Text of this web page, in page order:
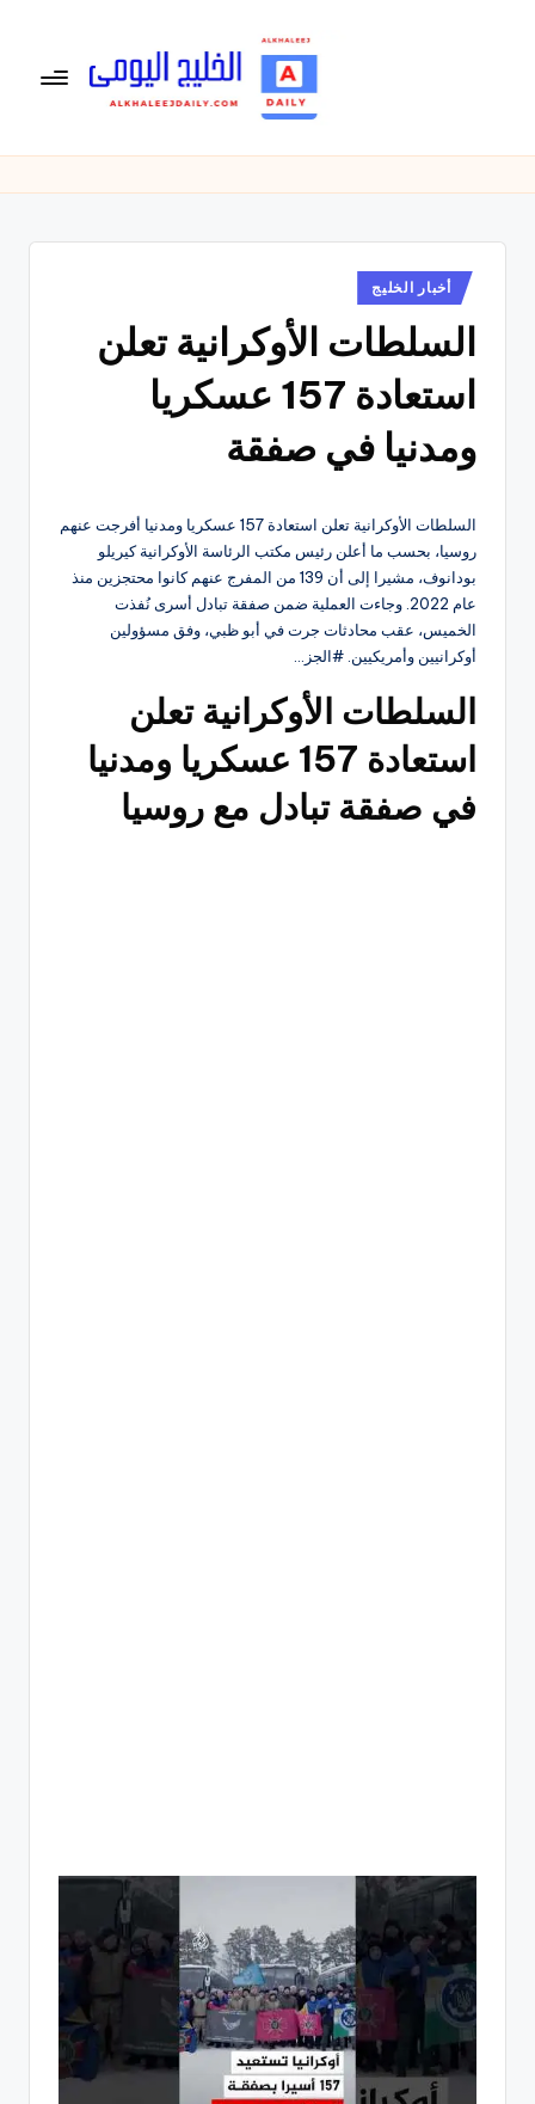
خ
يو
م
ى
متابعة
,
الرياضية
والسياسية
نُشر
في
أخبار الخليج
السلطات الأوكرانية تعلن
استعادة 157 عسكريا
ومدنيا في صفقة
السلطات الأوكرانية تعلن استعادة 157 عسكريا ومدنيا أفرجت عنهم
روسيا، بحسب ما أعلن رئيس مكتب الرئاسة الأوكرانية كيريلو
بودانوف، مشيرا إلى أن 139 من المفرج عنهم كانوا محتجزين منذ
عام 2022. وجاءت العملية ضمن صفقة تبادل أسرى نُفذت
الخميس، عقب محادثات جرت في أبو ظبي، وفق مسؤولين
أوكرانيين وأمريكيين. #الجز…
السلطات الأوكرانية تعلن
استعادة 157 عسكريا ومدنيا
في صفقة تبادل مع روسيا